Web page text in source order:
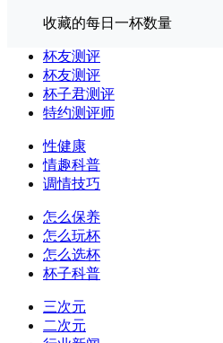
收藏的每日一杯数量
杯友测评
杯友测评
杯子君测评
特约测评师
性健康
情趣科普
调情技巧
怎么保养
怎么玩杯
怎么选杯
杯子科普
三次元
二次元